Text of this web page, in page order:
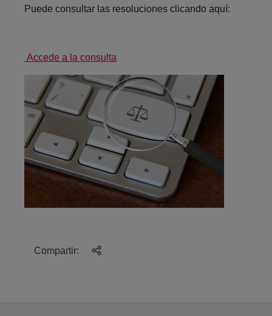
Puede consultar las resoluciones clicando aquí:
Accede a la consulta
Compartir: